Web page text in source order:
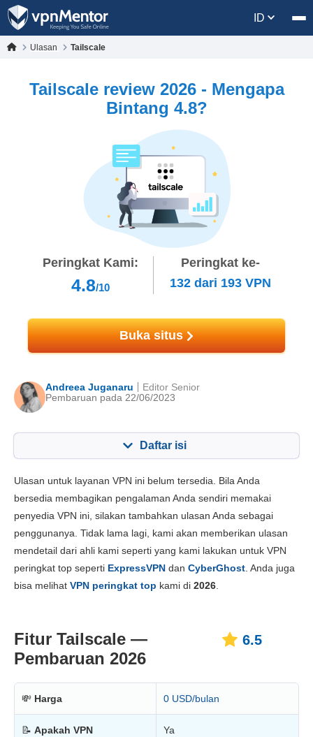
ID
Ulasan Tailscale
Tailscale review 2026 - Mengapa
Bintang 4.8?
Peringkat Kami:
4.8/10
Peringkat ke-
132dari 193 VPN
Buka situs
Andreea Juganaru
Pembaruan pada 22/06/2023
Editor Senior
Daftar isi
fitur utama 6.5
Instalasi dan App 6.3
Keandalan & Dukungan 4.3
Ulasan untuk layanan VPN ini belum tersedia. Bila Anda
bersedia membagikan pengalaman Anda sendiri memakai
penyedia VPN ini, silakan tambahkan ulasan Anda sebagai
penggunanya. Tidak lama lagi, kami akan memberikan ulasan
mendetail dari ahli kami seperti yang kami lakukan untuk VPN
peringkat top seperti ExpressVPN dan CyberGhost . Anda juga
bisa melihat VPN peringkat top kami di 2026
Fitur Tailscale —
Pembaruan 2026
6.5
💸 Harga 0 USD/bulan
📝 Apakah VPN
Ya